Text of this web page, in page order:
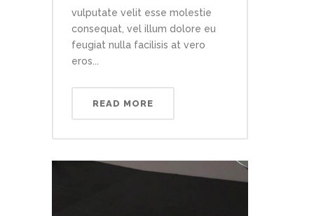
vulputate velit esse molestie
consequat, vel illum dolore eu
feugiat nulla facilisis at vero
eros...
READ MORE